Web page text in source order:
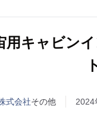
用キャビン
式会社その他 2024